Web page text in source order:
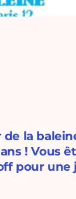
de la
! Vous
pour